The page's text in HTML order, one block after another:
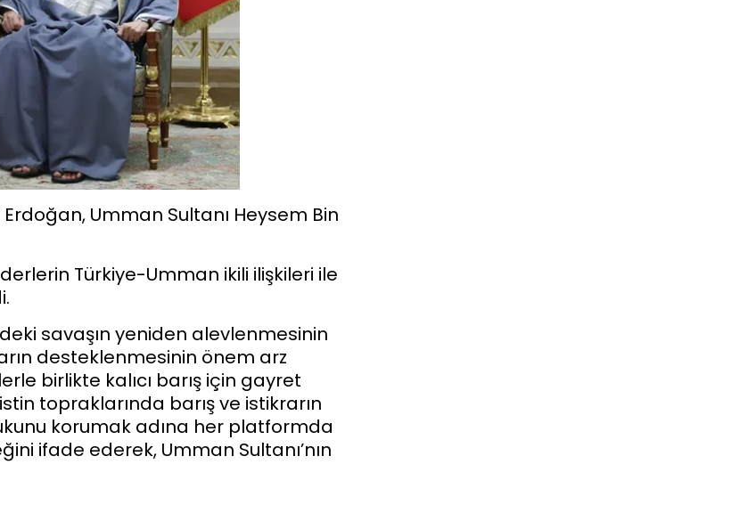
Umman Sultanı Heysem Bin
Türkiye-Umman ikili ilişkileri ile
savaşın yeniden alevlenmesinin
desteklenmesinin önem arz
birlikte kalıcı barış için gayret
topraklarında barış ve istikrarın
korumak adına her platformda
ifade ederek, Umman Sultanı’nın